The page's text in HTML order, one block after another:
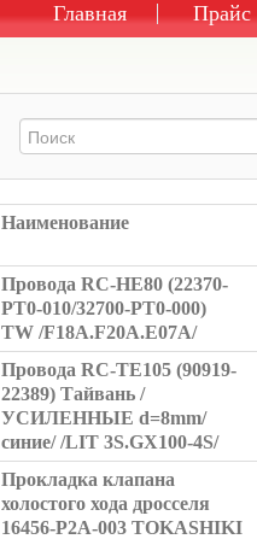
Главная Прайс
Наименование
Провода RC-HE80 (22370-
PT0-010/32700-PT0-000)
TW /F18A.F20A.E07A/
Провода RC-TE105 (90919-
22389) Тайвань /
УСИЛЕННЫЕ d=8mm/
синие/ /LIT 3S.GX100-4S/
Прокладка клапана
холостого хода дросселя
16456-P2A-003 TOKASHIKI